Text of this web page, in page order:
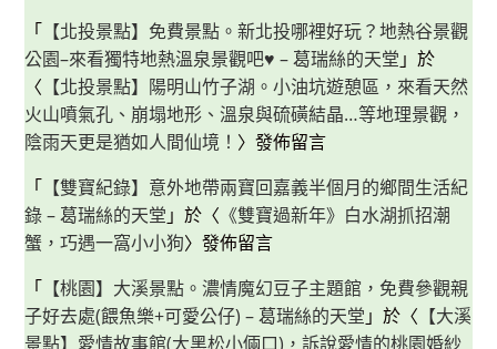
「 【北投景點】免費景點。新北投哪裡好玩？地熱谷景觀
公園–來看獨特地熱溫泉景觀吧♥ – 葛瑞絲的天堂 」於
〈 【北投景點】陽明山竹子湖。小油坑遊憩區，來看天然
火山噴氣孔、崩塌地形、溫泉與硫磺結晶…等地理景觀，
陰雨天更是猶如人間仙境！ 〉發佈留言
「 【雙寶紀錄】意外地帶兩寶回嘉義半個月的鄉間生活紀
錄 – 葛瑞絲的天堂 」於〈 《雙寶過新年》白水湖抓招潮
蟹，巧遇一窩小小狗〉發佈留言
「 【桃園】大溪景點。濃情魔幻豆子主題館，免費參觀親
子好去處(餵魚樂+可愛公仔) – 葛瑞絲的天堂 」於〈 【大溪
景點】愛情故事館(大黑松小倆口)，訴說愛情的桃園婚紗